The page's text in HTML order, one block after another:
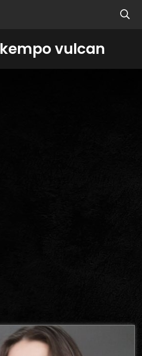
kempo vulcan